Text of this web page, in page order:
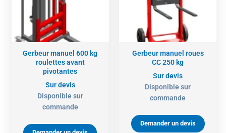
Gerbeur manuel 600 kg
roulettes avant
pivotantes
Sur devis
Disponible sur
commande
Gerbeur manuel roues
CC 250 kg
Sur devis
Disponible sur
commande
Demander un devis